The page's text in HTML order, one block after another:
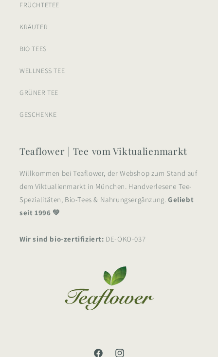
FRÜCHTETEE
KRÄUTER
BIO TEES
WELLNESS TEE
GRÜNER TEE
GESCHENKE
Teaflower | Tee vom Viktualienmarkt
Willkommen bei Teaflower, der Webshop zum Stand auf
dem Viktualienmarkt in München. Handverlesene Tee-
Spezialitäten, Bio-Tees & Nahrungsergänzung.Geliebt
seit 1996 💚
Wir sind bio-zertifiziert: DE-ÖKO-037